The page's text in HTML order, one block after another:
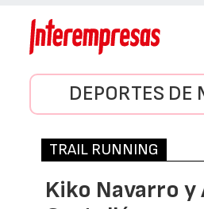
DEPORTES DE
TRAIL RUNNING
Kiko Navarro y